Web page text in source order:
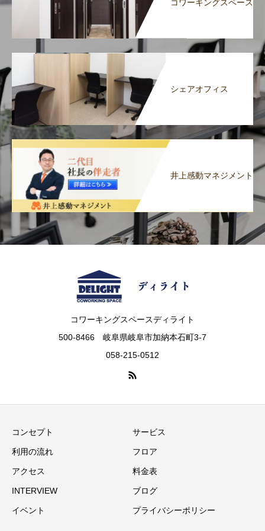
コワーキングスペース
シェアオフィス
井上感動マネジメント
コワーキングスペースディライト
500-8466 岐阜県岐阜市加納本石町3-7
058-215-0512
コンセプト サービス
利用の流れ フロア
アクセス 料金表
INTERVIEW ブログ
イベント プライバシーポリシー